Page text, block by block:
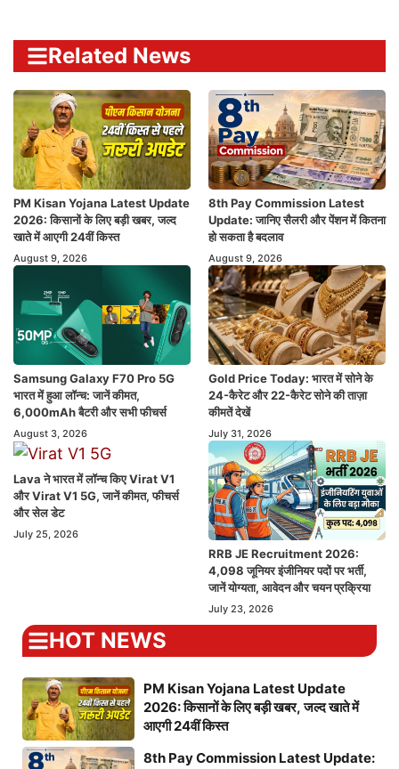
Related News
PM Kisan Yojana Latest Update
2026: किसानों के लिए बड़ी खबर, जल्द
खाते में आएगी 24वीं किस्त
August 9, 2026
8th Pay Commission Latest
Update: जानिए सैलरी और पेंशन में कितना
हो सकता है बदलाव
August 9, 2026
Samsung Galaxy F70 Pro 5G
भारत में हुआ लॉन्च: जानें कीमत,
6,000mAh बैटरी और सभी फीचर्स
August 3, 2026
Gold Price Today: भारत में सोने के
24-कैरेट और 22-कैरेट सोने की ताज़ा
कीमतें देखें
July 31, 2026
Lava ने भारत में लॉन्च किए Virat V1
और Virat V1 5G, जानें कीमत, फीचर्स
और सेल डेट
July 25, 2026
RRB JE Recruitment 2026:
4,098 जूनियर इंजीनियर पदों पर भर्ती,
जानें योग्यता, आवेदन और चयन प्रक्रिया
July 23, 2026
HOT NEWS
PM Kisan Yojana Latest Update
2026: किसानों के लिए बड़ी खबर, जल्द खाते में
आएगी 24वीं किस्त
8th Pay Commission Latest Update: